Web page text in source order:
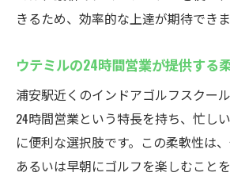
きるため、効率的な上達が期待できま
ウテミルの24時間営業が提供する
浦安駅近くのインドアゴルフスクー
24時間営業という特長を持ち、忙し
に便利な選択肢です。この柔軟性は
あるいは早朝にゴルフを楽しむこと